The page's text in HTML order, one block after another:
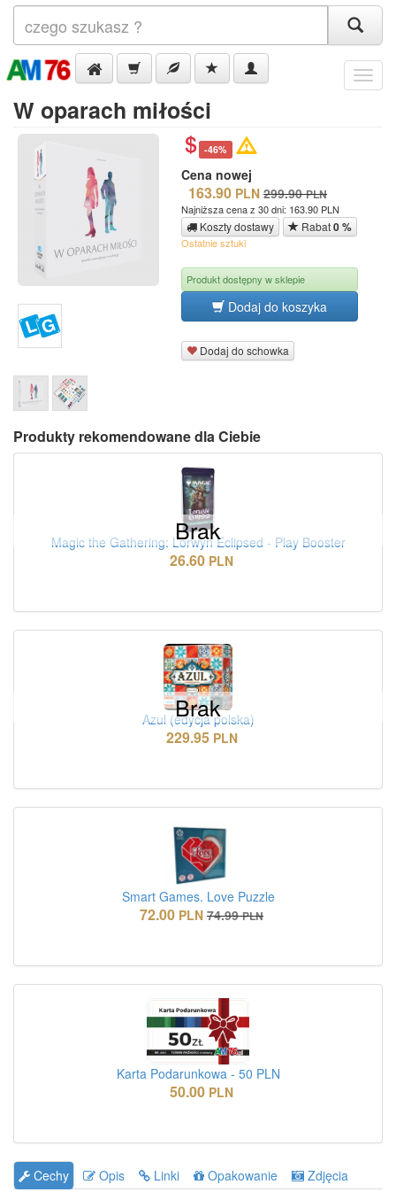
Menu
W oparach miłości
-46%
Cena nowej
163.90 PLN 299.90 PLN
Najniższa cena z 30 dni: 163.90 PLN
Koszty dostawy Rabat0 %
Ostatnie sztuki
Produkt dostępny w sklepie
Dodaj do koszyka
Dodaj do schowka
Produkty rekomendowane dla Ciebie
Brak
Magic the Gathering: Lorwyn Eclipsed - Play Booster
26.60 PLN
Brak
Azul (edycja polska)
229.95 PLN
Smart Games. Love Puzzle
72.00 PLN 74.99 PLN
Karta Podarunkowa - 50 PLN
50.00 PLN
Cechy Opis Linki Opakowanie
Zdjęcia